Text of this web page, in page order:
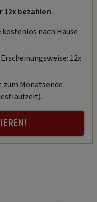
12x bezahlen
nach Hause
12x
Monatsende